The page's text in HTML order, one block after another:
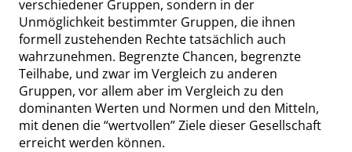
verschiedener Gruppen, sondern in der
Unmöglichkeit bestimmter Gruppen, die ihnen
formell zustehenden Rechte tatsächlich auch
wahrzunehmen. Begrenzte Chancen, begrenzte
Teilhabe, und zwar im Vergleich zu anderen
Gruppen, vor allem aber im Vergleich zu den
dominanten Werten und Normen und den Mitteln,
mit denen die“wertvollen”Ziele dieser Gesellschaft
erreicht werden können.